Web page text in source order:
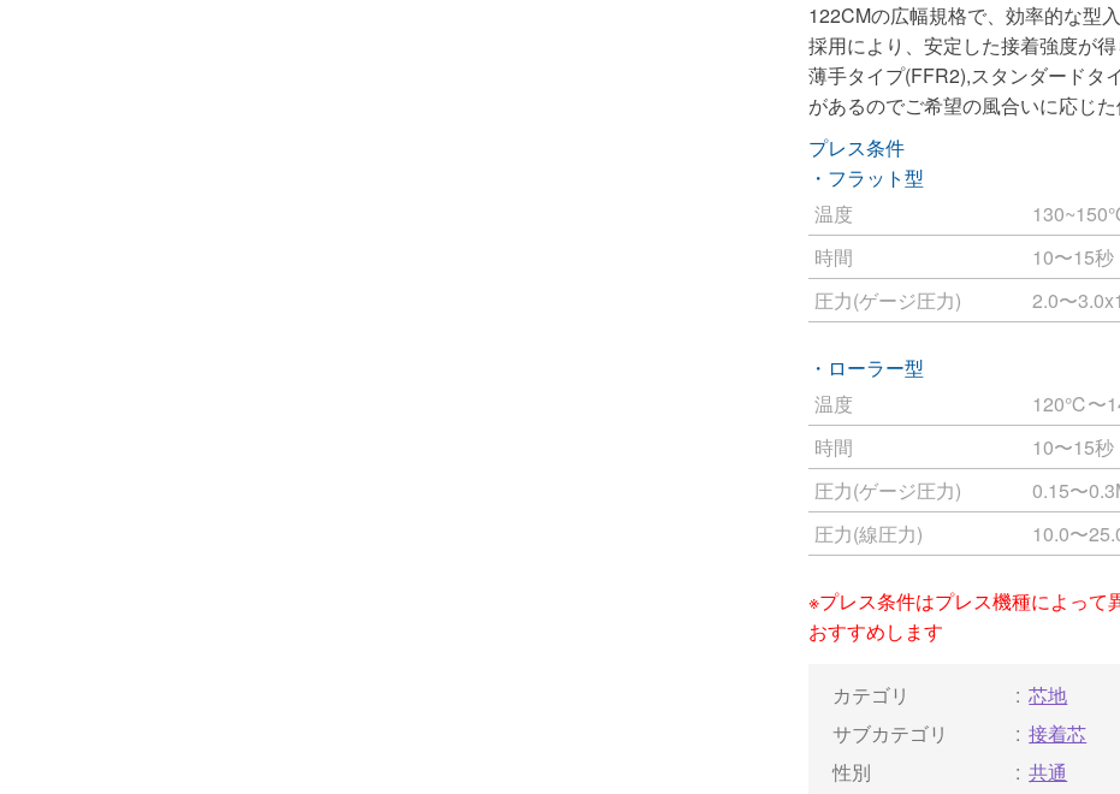
122CMの広幅規格で、効率的な型
採用により、安定した接着強度が得
薄手タイプ(FFR2),スタンダードタ
があるのでご希望の風合いに応じた
プレス条件
・フラット型
温度
時間
10〜15秒
圧力(ゲージ圧力)
2.0〜
・ローラー型
温度
120℃〜
時間
10〜15秒
圧力(ゲージ圧力)
0.15〜
圧力(線圧力)
10.0〜
※プレス条件はプレス機種によって
おすすめします
カテゴリ
芯地
サブカテゴリ
接着芯
性別
共通